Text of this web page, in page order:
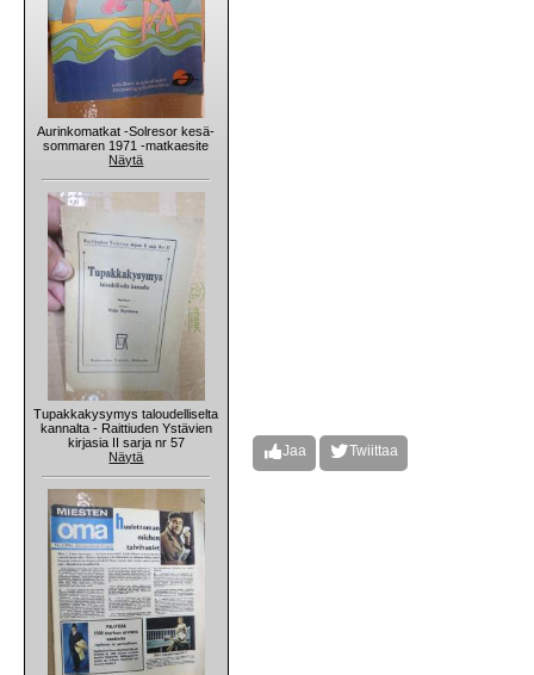
Aurinkomatkat -Solresor kesä-
sommaren 1971 -matkaesite
Näytä
Tupakkakysymys taloudelliselta
kannalta - Raittiuden Ystävien
kirjasia II sarja nr 57
Näytä
Jaa Twiittaa